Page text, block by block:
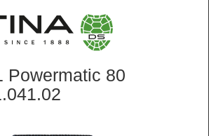
Powermatic 80